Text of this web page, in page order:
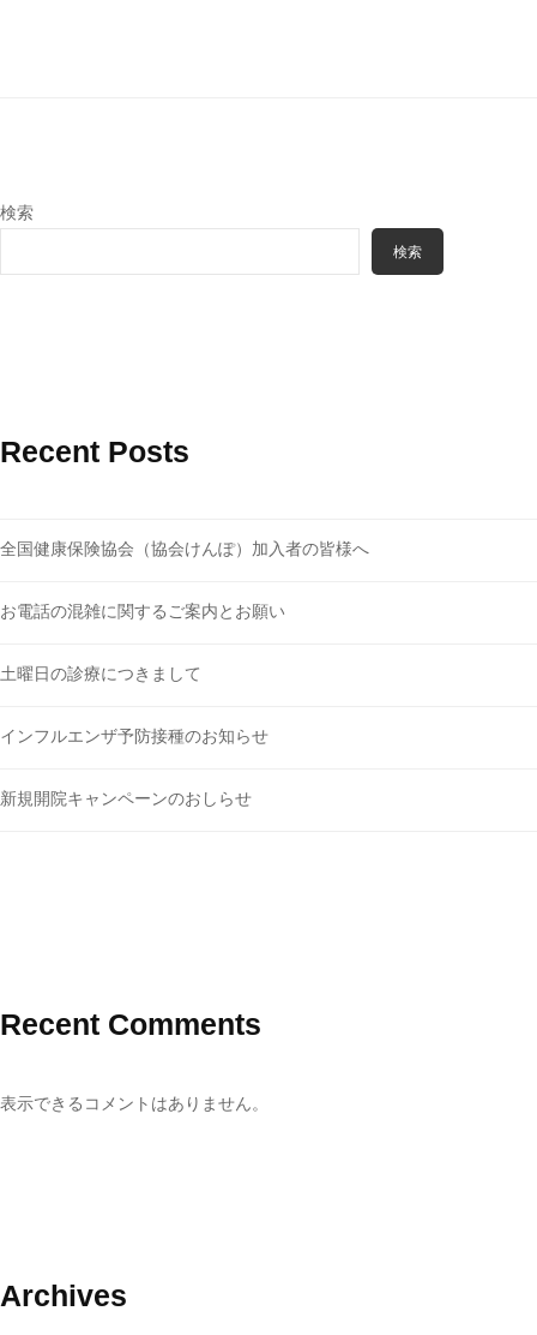
検索
検索
Recent Posts
全国健康保険協会（協会けんぽ）加入者の皆様へ
お電話の混雑に関するご案内とお願い
土曜日の診療につきまして
インフルエンザ予防接種のお知らせ
新規開院キャンペーンのおしらせ
Recent Comments
表示できるコメントはありません。
Archives